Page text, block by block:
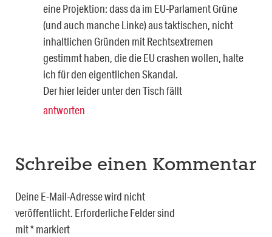
eine Projektion: dass da im EU-Parlament Grüne
(und auch manche Linke) aus taktischen, nicht
inhaltlichen Gründen mit Rechtsextremen
gestimmt haben, die die EU crashen wollen, halte
ich für den eigentlichen Skandal.
Der hier leider unter den Tisch fällt
antworten
Schreibe einen Kommentar
Deine E-Mail-Adresse wird nicht
veröffentlicht. Erforderliche Felder sind
mit*markiert